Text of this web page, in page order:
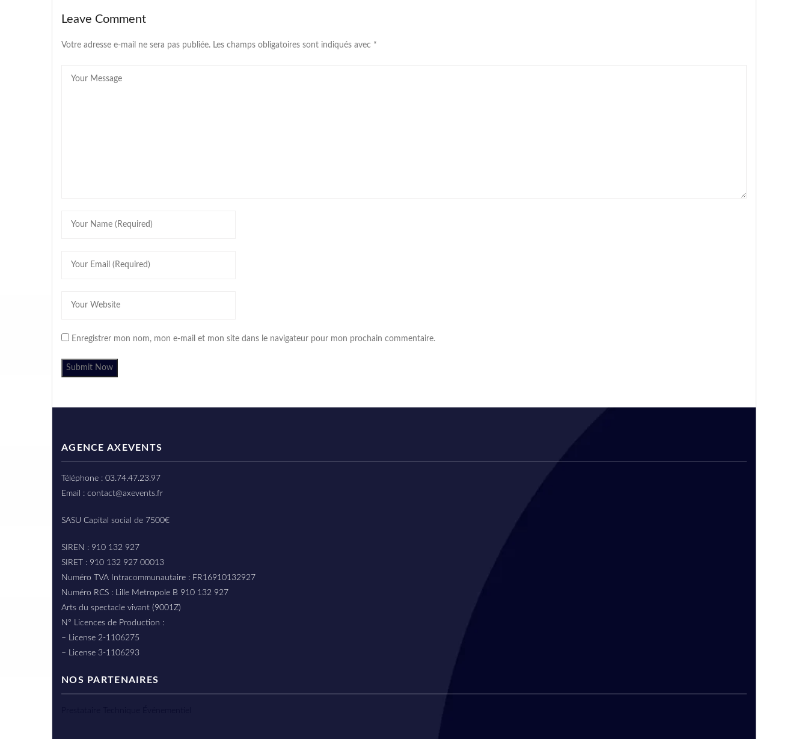
Leave Comment
Votre adresse e-mail ne sera pas publiée. Les champs obligatoires sont indiqués avec *
Enregistrer mon nom, mon e-mail et mon site dans le navigateur pour mon prochain commentaire.
AGENCE AXEVENTS
Téléphone : 03.74.47.23.97
Email : contact@axevents.fr
SASU Capital social de 7500€
SIREN : 910 132 927
SIRET : 910 132 927 00013
Numéro TVA Intracommunautaire : FR16910132927
Numéro RCS : Lille Metropole B 910 132 927
Arts du spectacle vivant (9001Z)
N° Licences de Production :
– License 2-1106275
– License 3-1106293
NOS PARTENAIRES